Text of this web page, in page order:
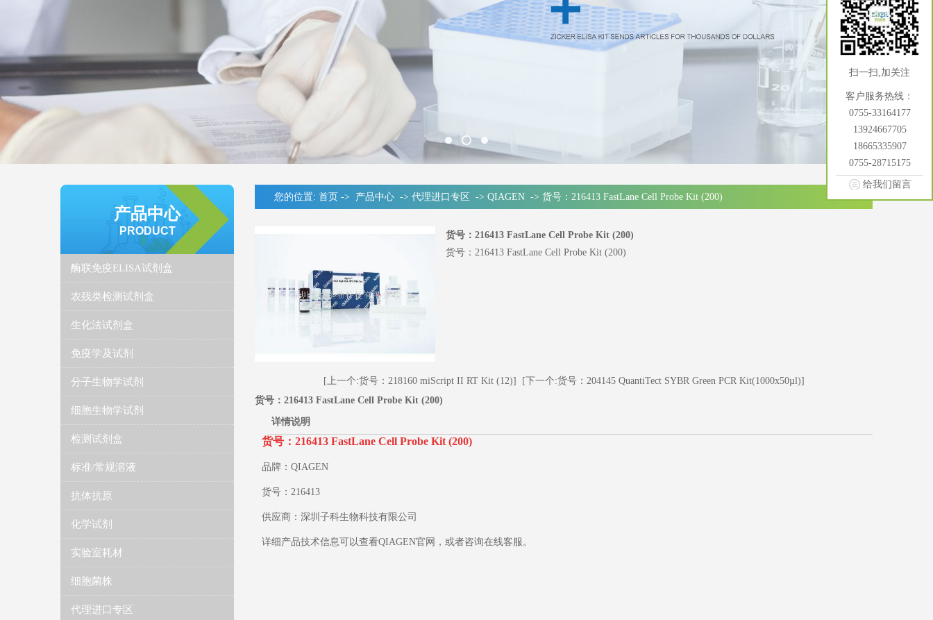
产品中心
PRODUCT
酶联免疫ELISA试剂盒
农残类检测试剂盒
生化法试剂盒
免疫学及试剂
分子生物学试剂
细胞生物学试剂
检测试剂盒
标准/常规溶液
抗体抗原
化学试剂
实验室耗材
细胞菌株
代理进口专区
您的位置: 首页 -> 产品中心 -> 代理进口专区 -> QIAGEN -> 货号：216413 FastLane Cell Probe Kit (200)
货号：216413 FastLane Cell Probe Kit (200)
货号：216413 FastLane Cell Probe Kit (200)
[上一个:货号：218160 miScript II RT Kit (12)]
[下一个:货号：204145 QuantiTect SYBR Green PCR Kit(1000x50µl)]
货号：216413 FastLane Cell Probe Kit (200)
详情说明
货号：216413 FastLane Cell Probe Kit (200)
品牌：QIAGEN
货号： 216413
供应商：深圳子科生物科技有限公司
详细产品技术信息可以查看QIAGEN官网，或者咨询在线客服。
扫一扫,加关注
客户服务热线：
0755-33164177
13924667705
18665335907
0755-28715175
给我们留言